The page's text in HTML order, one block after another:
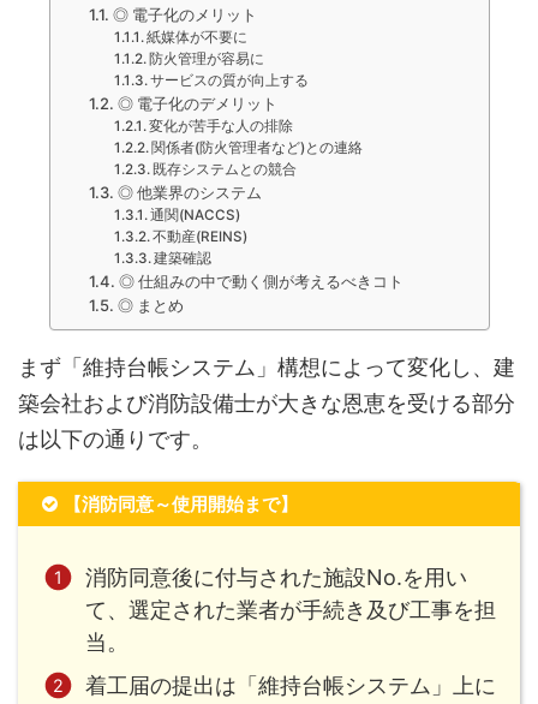
◎ 電子化のメリット
紙媒体が不要に
防火管理が容易に
サービスの質が向上する
◎ 電子化のデメリット
変化が苦手な人の排除
関係者(防火管理者など)との連絡
既存システムとの競合
◎ 他業界のシステム
通関(NACCS)
不動産(REINS)
建築確認
◎ 仕組みの中で動く側が考えるべきコト
◎ まとめ
まず「維持台帳システム」構想によって変化し、建
築会社および消防設備士が大きな恩恵を受ける部分
は以下の通りです。
【消防同意～使用開始まで】
消防同意後に付与された施設No.を用い
て、選定された業者が手続き及び工事を担
当。
着工届の提出は「維持台帳システム」上に